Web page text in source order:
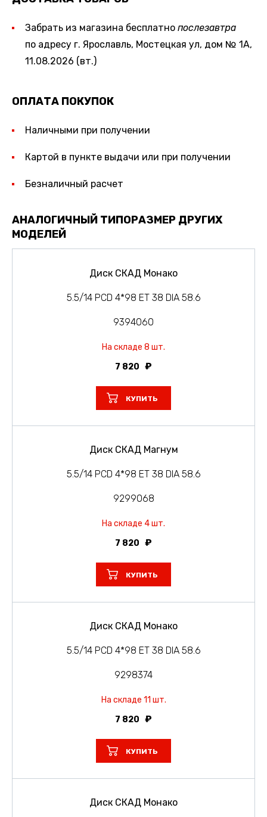
Забрать из магазина бесплатно послезавтра
по адресу г. Ярославль, Мостецкая ул, дом № 1А,
11.08.2026 (вт.)
ОПЛАТА ПОКУПОК
Наличными при получении
Картой в пункте выдачи или при получении
Безналичный расчет
АНАЛОГИЧНЫЙ ТИПОРАЗМЕР ДРУГИХ
МОДЕЛЕЙ
Диск СКАД Монако
5.5/14 PCD 4*98 ET 38 DIA 58.6
9394060
На складе 8 шт.
7 820
КУПИТЬ
Диск СКАД Магнум
5.5/14 PCD 4*98 ET 38 DIA 58.6
9299068
На складе 4 шт.
7 820
КУПИТЬ
Диск СКАД Монако
5.5/14 PCD 4*98 ET 38 DIA 58.6
9298374
На складе 11 шт.
7 820
КУПИТЬ
Диск СКАД Монако